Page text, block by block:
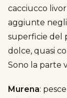
cacciucco
aggiunte
superficie del
dolce, quasi
Sono la parte
Murena: